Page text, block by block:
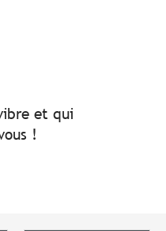
et qui
!